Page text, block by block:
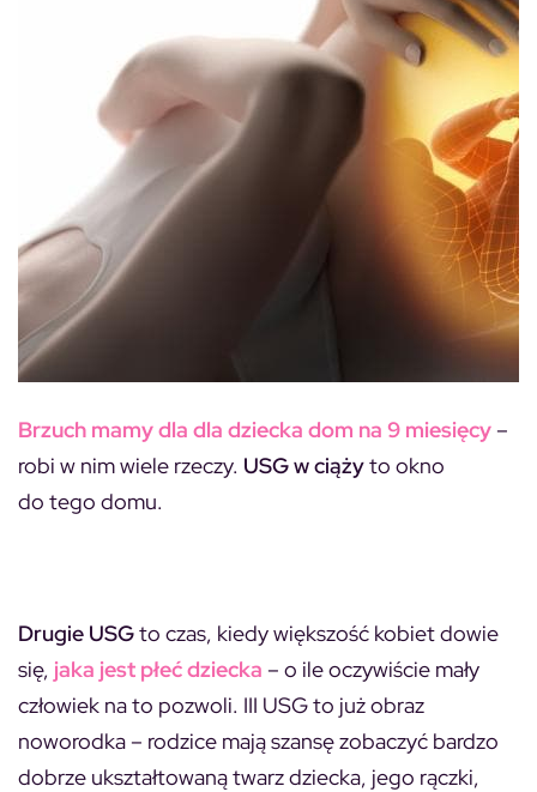
Brzuch mamy dla dla dziecka dom na 9 miesięcy –
robi w nim wiele rzeczy. USG w ciążyto okno
do tego domu.
Drugie USGto czas, kiedy większość kobiet dowie
się, jaka jest płeć dziecka – o ile oczywiście mały
człowiek na to pozwoli. III USG to już obraz
noworodka – rodzice mają szansę zobaczyć bardzo
dobrze ukształtowaną twarz dziecka, jego rączki,